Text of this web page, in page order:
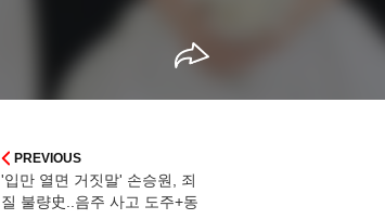
PREVIOUS
'입만 열면 거짓말' 손승원, 죄
질 불량史..음주 사고 도주+동